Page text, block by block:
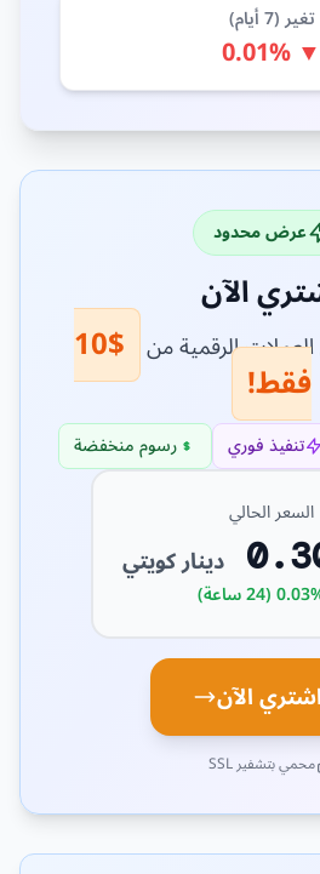
تغير (7 أيام)
▼ 0.01%
عرض محدود
الآن
الرقمية من $10
فقط!
تنفيذ فوري
رسوم منخفضة
السعر الحالي
دينار كويتي
اشتري الآن
محمي بتشفير SSL